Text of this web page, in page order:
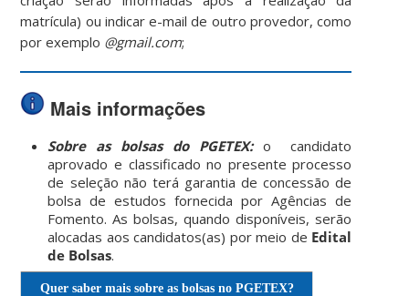
matrícula) ou indicar e-mail de outro provedor, como
por exemplo @gmail.com;
Mais informações
Sobre as bolsas do PGETEX:o candidato
aprovado e classificado no presente processo
de seleção não terá garantia de concessão de
bolsa de estudos fornecida por Agências de
Fomento. As bolsas, quando disponíveis, serão
alocadas aos candidatos(as) por meio de Edital
de Bolsas.
Quer saber mais sobre as bolsas no PGETEX?